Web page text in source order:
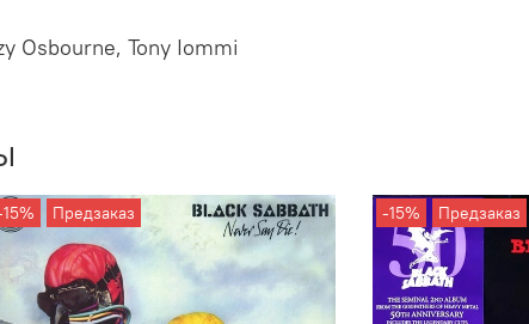
Osbourne, Tony Iommi
Предзаказ -15% Предзаказ